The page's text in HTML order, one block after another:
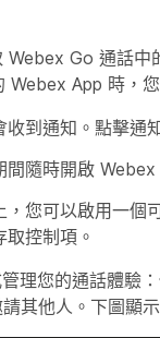
Go 通話中
Webex App 時，
到通知。點擊通
隨時開啟 Webex
，您可以啟用一個
控制項。
理您的通話體驗：
其他人 。下圖顯